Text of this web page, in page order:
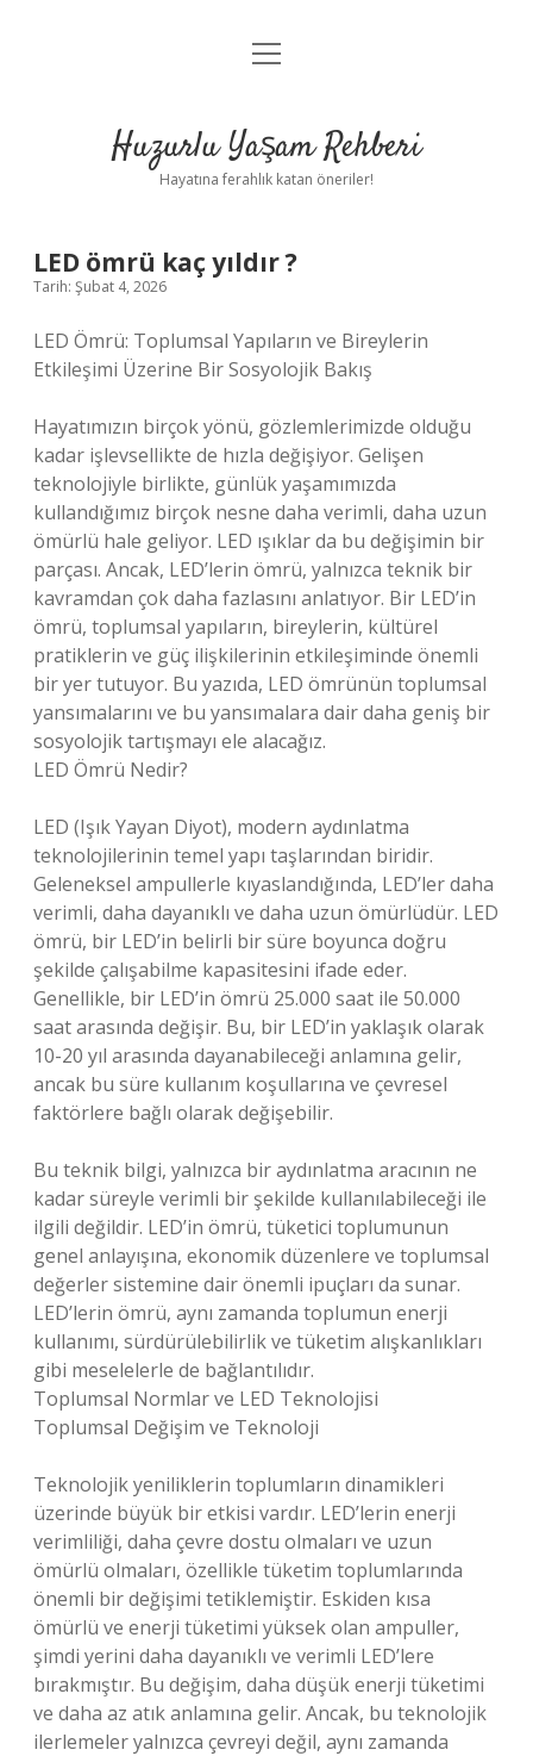
Anasayfa
Yasal Uyarı
menüyü
Huzurlu Yaşam Rehberi
Hayatına ferahlık katan öneriler!
LED ömrü kaç yıldır ?
Tarih: Şubat 4, 2026
LED Ömrü: Toplumsal Yapıların ve Bireylerin
Etkileşimi Üzerine Bir Sosyolojik Bakış
Hayatımızın birçok yönü, gözlemlerimizde olduğu
kadar işlevsellikte de hızla değişiyor. Gelişen
teknolojiyle birlikte, günlük yaşamımızda
kullandığımız birçok nesne daha verimli, daha uzun
ömürlü hale geliyor. LED ışıklar da bu değişimin bir
parçası. Ancak, LED’lerin ömrü, yalnızca teknik bir
kavramdan çok daha fazlasını anlatıyor. Bir LED’in
ömrü, toplumsal yapıların, bireylerin, kültürel
pratiklerin ve güç ilişkilerinin etkileşiminde önemli
bir yer tutuyor. Bu yazıda, LED ömrünün toplumsal
yansımalarını ve bu yansımalara dair daha geniş bir
sosyolojik tartışmayı ele alacağız.
LED Ömrü Nedir?
LED (Işık Yayan Diyot), modern aydınlatma
teknolojilerinin temel yapı taşlarından biridir.
Geleneksel ampullerle kıyaslandığında, LED’ler daha
verimli, daha dayanıklı ve daha uzun ömürlüdür. LED
ömrü, bir LED’in belirli bir süre boyunca doğru
şekilde çalışabilme kapasitesini ifade eder.
Genellikle, bir LED’in ömrü 25.000 saat ile 50.000
saat arasında değişir. Bu, bir LED’in yaklaşık olarak
10-20 yıl arasında dayanabileceği anlamına gelir,
ancak bu süre kullanım koşullarına ve çevresel
faktörlere bağlı olarak değişebilir.
Bu teknik bilgi, yalnızca bir aydınlatma aracının ne
kadar süreyle verimli bir şekilde kullanılabileceği ile
ilgili değildir. LED’in ömrü, tüketici toplumunun
genel anlayışına, ekonomik düzenlere ve toplumsal
değerler sistemine dair önemli ipuçları da sunar.
LED’lerin ömrü, aynı zamanda toplumun enerji
kullanımı, sürdürülebilirlik ve tüketim alışkanlıkları
gibi meselelerle de bağlantılıdır.
Toplumsal Normlar ve LED Teknolojisi
Toplumsal Değişim ve Teknoloji
Teknolojik yeniliklerin toplumların dinamikleri
üzerinde büyük bir etkisi vardır. LED’lerin enerji
verimliliği, daha çevre dostu olmaları ve uzun
ömürlü olmaları, özellikle tüketim toplumlarında
önemli bir değişimi tetiklemiştir. Eskiden kısa
ömürlü ve enerji tüketimi yüksek olan ampuller,
şimdi yerini daha dayanıklı ve verimli LED’lere
bırakmıştır. Bu değişim, daha düşük enerji tüketimi
ve daha az atık anlamına gelir. Ancak, bu teknolojik
ilerlemeler yalnızca çevreyi değil, aynı zamanda